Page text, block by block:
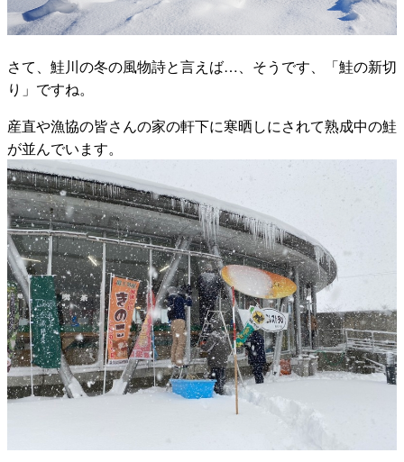
さて、鮭川の冬の風物詩と言えば…、そうです、「鮭の新切
り」ですね。
産直や漁協の皆さんの家の軒下に寒晒しにされて熟成中の鮭
が並んでいます。